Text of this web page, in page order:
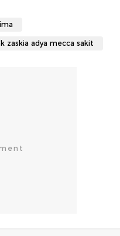
zaskia adya mecca sakit